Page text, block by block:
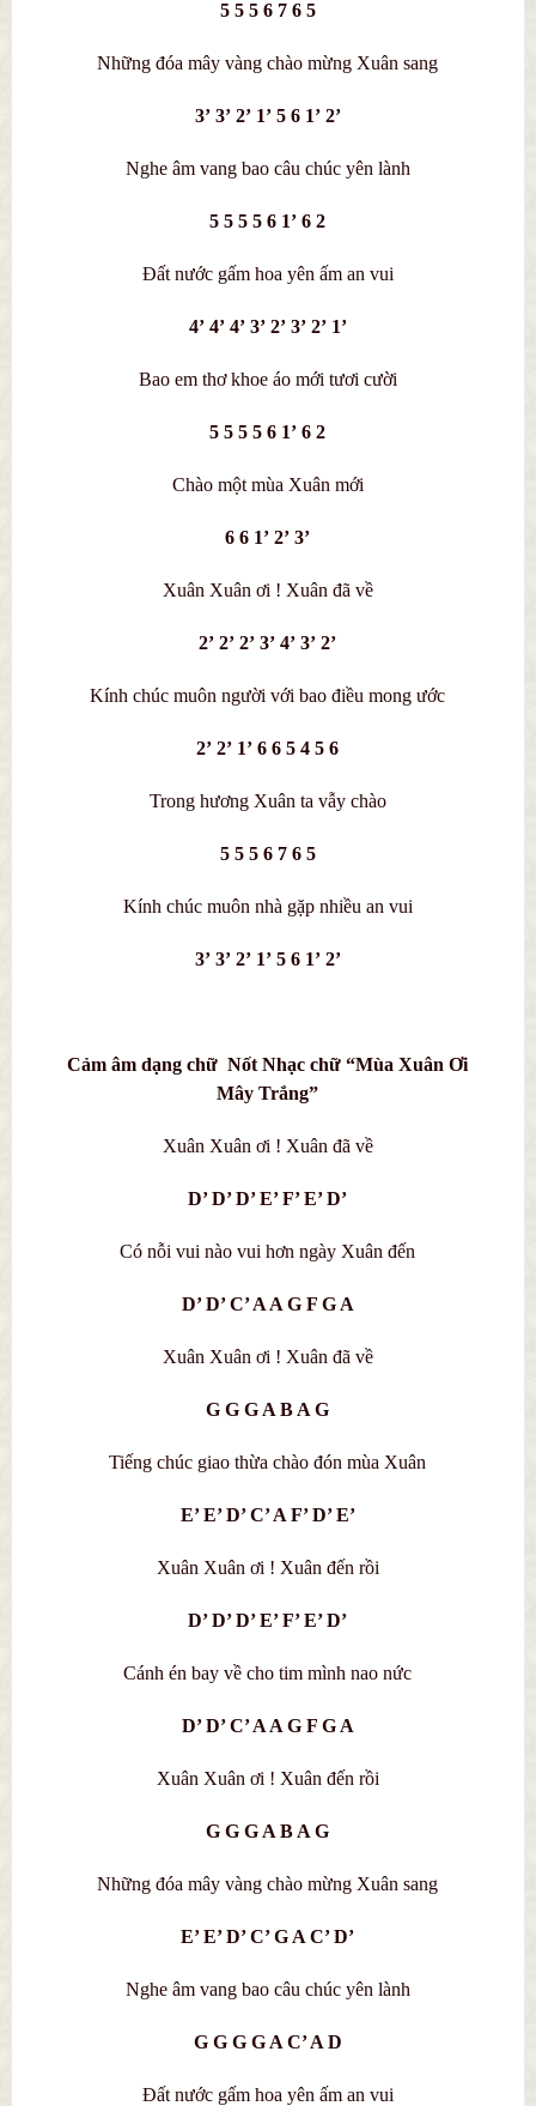
5 5 5 6 7 6 5
Những đóa mây vàng chào mừng Xuân sang
3’ 3’ 2’ 1’ 5 6 1’ 2’
Nghe âm vang bao câu chúc yên lành
5 5 5 5 6 1’ 6 2
Đất nước gấm hoa yên ấm an vui
4’ 4’ 4’ 3’ 2’ 3’ 2’ 1’
Bao em thơ khoe áo mới tươi cười
5 5 5 5 6 1’ 6 2
Chào một mùa Xuân mới
6 6 1’ 2’ 3’
Xuân Xuân ơi ! Xuân đã về
2’ 2’ 2’ 3’ 4’ 3’ 2’
Kính chúc muôn người với bao điều mong ước
2’ 2’ 1’ 6 6 5 4 5 6
Trong hương Xuân ta vẫy chào
5 5 5 6 7 6 5
Kính chúc muôn nhà gặp nhiều an vui
3’ 3’ 2’ 1’ 5 6 1’ 2’
Cảm âm dạng chữ Nốt Nhạc chữ “Mùa Xuân Ơi
Mây Trắng”
Xuân Xuân ơi ! Xuân đã về
D’ D’ D’ E’ F’ E’ D’
Có nỗi vui nào vui hơn ngày Xuân đến
D’ D’ C’ A A G F G A
Xuân Xuân ơi ! Xuân đã về
G G G A B A G
Tiếng chúc giao thừa chào đón mùa Xuân
E’ E’ D’ C’ A F’ D’ E’
Xuân Xuân ơi ! Xuân đến rồi
D’ D’ D’ E’ F’ E’ D’
Cánh én bay về cho tim mình nao nức
D’ D’ C’ A A G F G A
Xuân Xuân ơi ! Xuân đến rồi
G G G A B A G
Những đóa mây vàng chào mừng Xuân sang
E’ E’ D’ C’ G A C’ D’
Nghe âm vang bao câu chúc yên lành
G G G G A C’ A D
Đất nước gấm hoa yên ấm an vui